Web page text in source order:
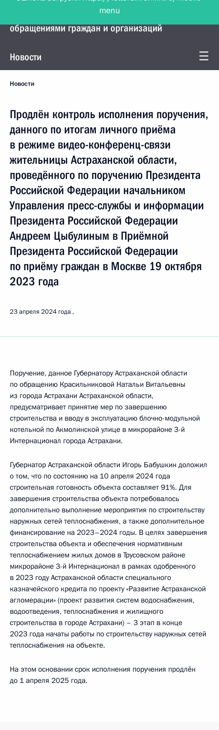
Управление Президента по работе с
обращениями граждан и организаций
Новости
Новости
Продлён контроль исполнения поручения,
данного по итогам личного приёма
в режиме видео-конференц-связи
жительницы Астраханской области,
проведённого по поручению Президента
Российской Федерации начальником
Управления пресс-службы и информации
Президента Российской Федерации
Андреем Цыбулиным в Приёмной
Президента Российской Федерации
по приёму граждан в Москве 19 октября
2023 года
23 апреля 2024 года
Поручение, данное Губернатору Астраханской области
по обращению Красильниковой Натальи Витальевны
из города Астрахани Астраханской области,
предусматривает принятие мер по завершению
строительства и вводу в эксплуатацию блочно-модульной
котельной по Акмолинской улице в микрорайоне 3-й
Интернационал города Астрахани.
Губернатор Астраханской области Игорь Бабушкин доложил
о том, что по состоянию на 10 апреля 2024 года
строительная готовность объекта составляет 91%. Для
завершения строительства объекта потребовалось
дополнительно выполнение мероприятия по строительству
наружных сетей теплоснабжения, а также дополнительное
финансирование на 2023–2024 годы. В целях завершения
строительства объекта и обеспечения нормативным
теплоснабжением жилых домов в Трусовском районе
микрорайоне 3-й Интернационал в рамках одобренного
в 2023 году Астраханской области специального
казначейского кредита по проекту «Развитие Астраханской
агломерации» (проект развития систем водоснабжения,
водоотведения, теплоснабжения и жилищного
строительства в городе Астрахани) – 3 этап в конце
2023 года начаты работы по строительству наружных сетей
теплоснабжения на объекте.
На этом основании срок исполнения поручения продлён
до 1 апреля 2025 года.
menu